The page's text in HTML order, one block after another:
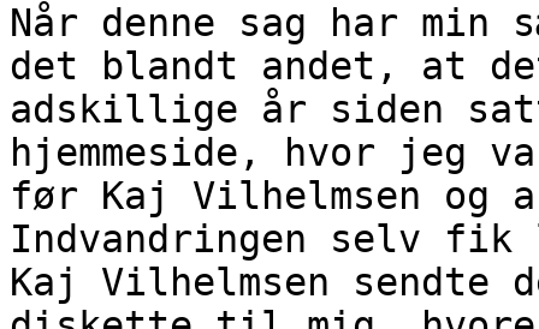
Når denne sag har
det blandt andet, at
adskillige år siden
hjemmeside, hvor jeg
før Kaj Vilhelmsen og
Indvandringen selv
Kaj Vilhelmsen sendte